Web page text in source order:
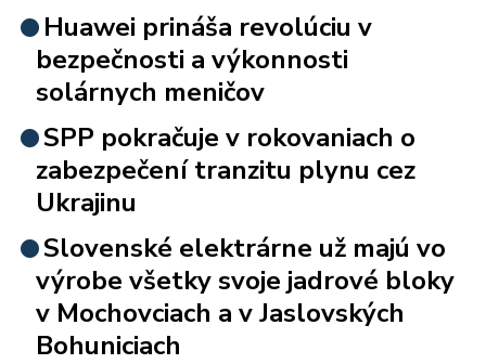
Huawei prináša revolúciu v
bezpečnosti a výkonnosti
solárnych meničov
SPP pokračuje v rokovaniach o
zabezpečení tranzitu plynu cez
Ukrajinu
Slovenské elektrárne už majú vo
výrobe všetky svoje jadrové bloky
v Mochovciach a v Jaslovských
Bohuniciach